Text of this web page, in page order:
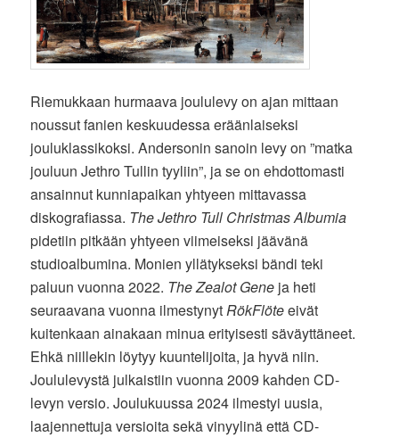
Riemukkaan hurmaava joululevy on ajan mittaan
noussut fanien keskuudessa eräänlaiseksi
jouluklassikoksi. Andersonin sanoin levy on ”matka
jouluun Jethro Tullin tyyliin”, ja se on ehdottomasti
ansainnut kunniapaikan yhtyeen mittavassa
diskografiassa. The Jethro Tull Christmas Albumia
pidetiin pitkään yhtyeen viimeiseksi jäävänä
studioalbumina. Monien yllätykseksi bändi teki
paluun vuonna 2022. The Zealot Gene ja heti
seuraavana vuonna ilmestynytRökFlöteeivät
kuitenkaan ainakaan minua erityisesti säväyttäneet.
Ehkä niillekin löytyy kuuntelijoita, ja hyvä niin.
Joululevystä julkaistiin vuonna 2009 kahden CD-
levyn versio. Joulukuussa 2024 ilmestyi uusia,
laajennettuja versioita sekä vinyylinä että CD-